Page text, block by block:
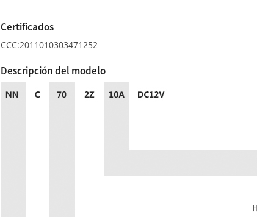
Certificados
CCC:2011010303471252
Descripción del modelo